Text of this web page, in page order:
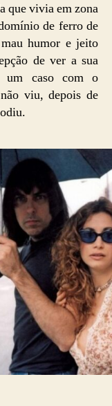
que vivia em zona
de ferro de
humor e jeito
de ver a sua
um caso com o
viu, depois de